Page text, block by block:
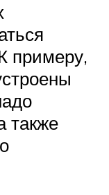
примеру,
также